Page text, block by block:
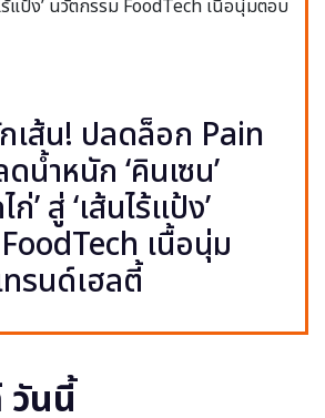
เส้น! ปลดล็อก Pain
น้ำหนัก ‘คินเซน’
’ สู่ ‘เส้นไร้แป้ง’
เนื้อนุ่ม
รนด์เฮลตี้
วันนี้